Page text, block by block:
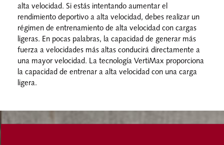
alta velocidad. Si estás intentando aumentar el
rendimiento deportivo a alta velocidad, debes realizar un
régimen de entrenamiento de alta velocidad con cargas
ligeras. En pocas palabras, la capacidad de generar más
fuerza a velocidades más altas conducirá directamente a
una mayor velocidad. La tecnología VertiMax proporciona
la capacidad de entrenar a alta velocidad con una carga
ligera.